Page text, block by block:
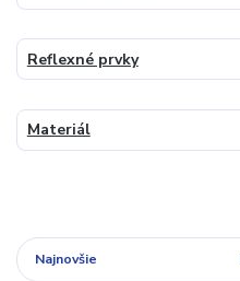
Reflexné prvky
Materiál
Najnovšie